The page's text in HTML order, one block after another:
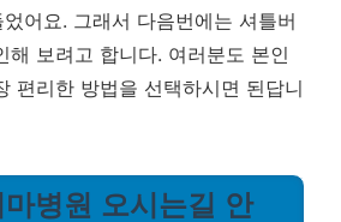
어요. 그래서 다음번에는 셔틀버
해 보려고 합니다. 여러분도 본인
편리한 방법을 선택하시면 된답니
병원 오시는길 안